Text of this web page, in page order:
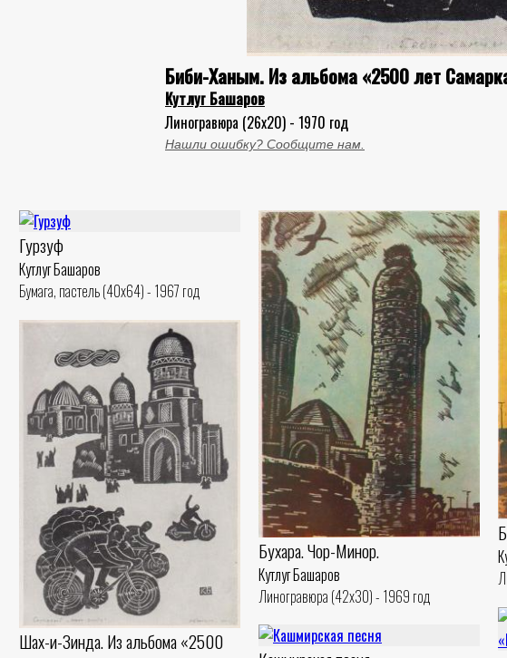
Биби-Ханым. Из альбома «2500 лет
Кутлуг Башаров
Линогравюра (26x20) - 1970 год
Нашли ошибку? Сообщите нам.
Гурзуф
Кутлуг Башаров
Бумага, пастель (40x64) - 1967 год
Бухара. Чор-Минор.
Кутлуг Башаров
Линогравюра (42x30) - 1969 год
Шах-и-Зинда. Из альбома «2500